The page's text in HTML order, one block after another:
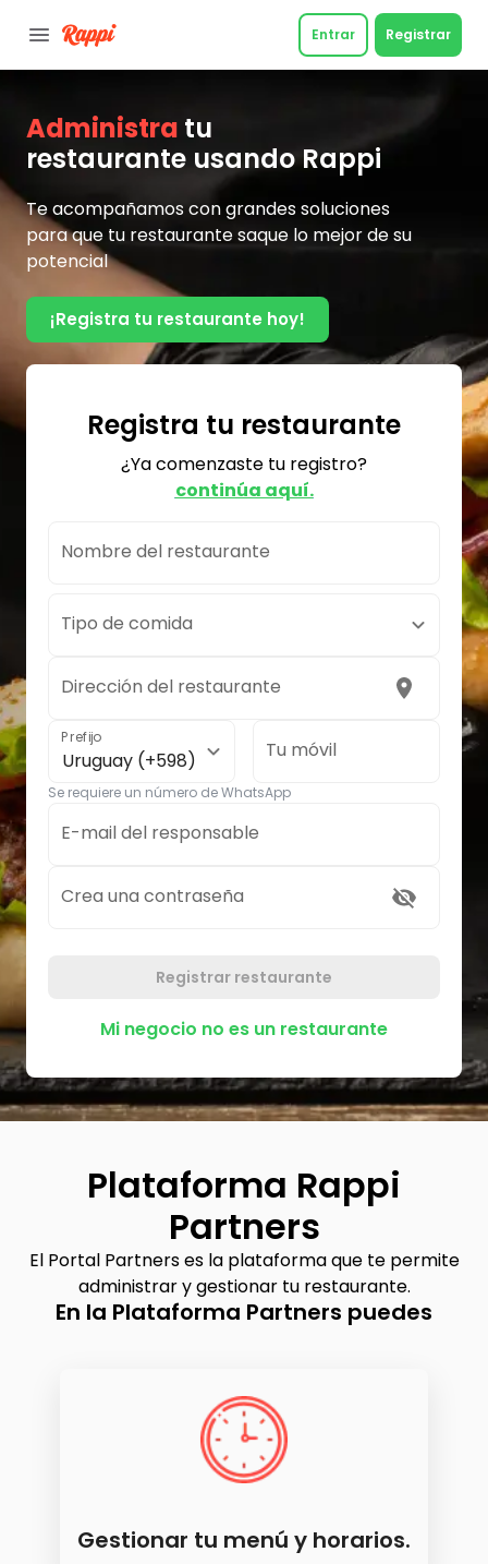
Entrar Registrar
Administra tu
restaurante usando Rappi
Te acompañamos con grandes soluciones
para que tu restaurante saque lo mejor de su
potencial
¡Registra tu restaurante hoy!
Registra tu restaurante
¿Ya comenzaste tu registro?
continúa aquí.
Nombre del restaurante
Tipo de comida
Dirección del restaurante
Prefijo
Uruguay (+598) Tu móvil
Se requiere un número de WhatsApp
E-mail del responsable
Crea una contraseña
Registrar restaurante
Mi negocio no es un restaurante
Plataforma Rappi
Partners
El Portal Partners es la plataforma que te permite
administrar y gestionar tu restaurante.
En la Plataforma Partners puedes
Gestionar tu menú y horarios.